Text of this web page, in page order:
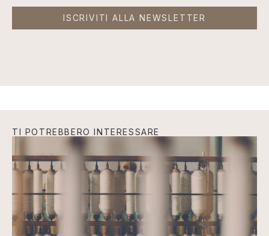
ISCRIVITI ALLA NEWSLETTER
TI POTREBBERO INTERESSARE